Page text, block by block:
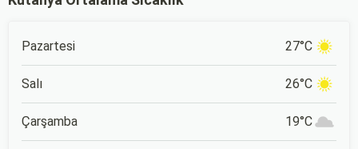
Pazartesi 27°C
Salı 26°C
Çarşamba 19°C